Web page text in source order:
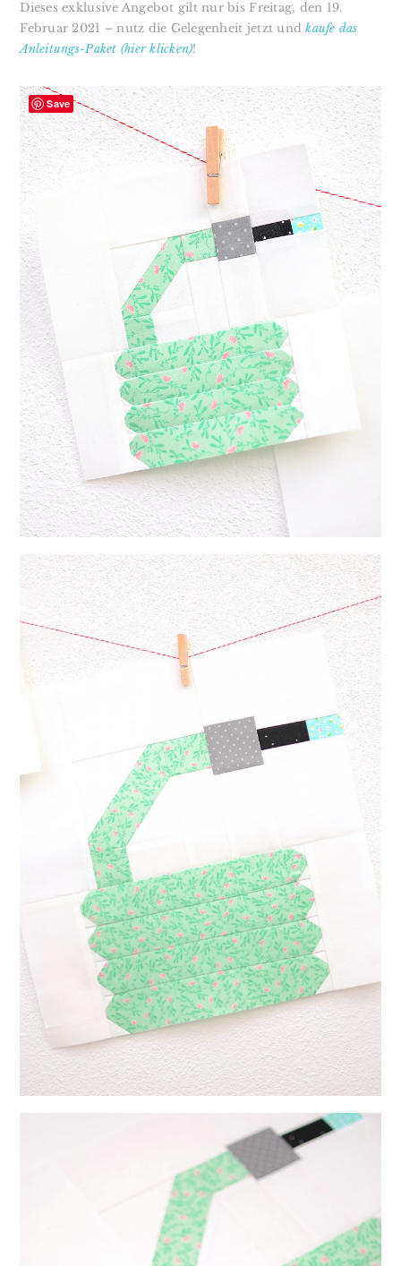
Dieses exklusive Angebot gilt nur bis Freitag, den 19.
Februar 2021 – nutz die Gelegenheit jetzt und kaufe das
Anleitungs-Paket (hier klicken)!
Save